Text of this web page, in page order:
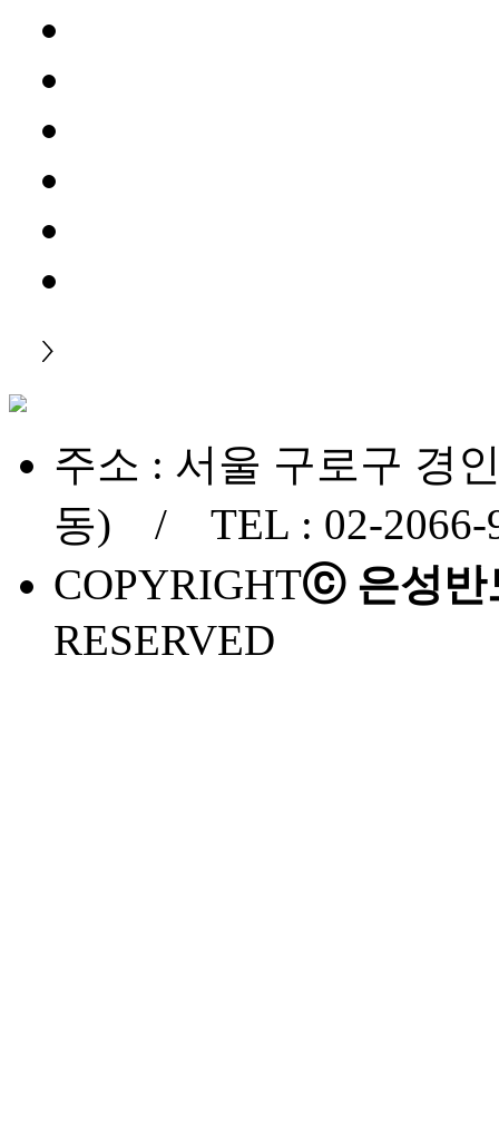
주소 : 서울 구로구 경
동) / TEL : 02-2066-
COPYRIGHTⓒ 은성
RESERVED​